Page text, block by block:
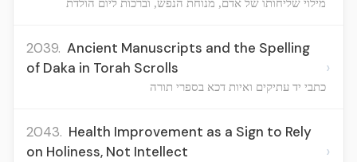
מילוי שליחותו של אדם, מנוחת הנפש, וברכות ליום הולדת
2039. Ancient Manuscripts and the Spelling
of Daka in Torah Scrolls
כתבי יד עתיקים ואיות דכא בספרי תורה
›
2043. Health Improvement as a Sign to Rely
on Holiness, Not Intellect
›